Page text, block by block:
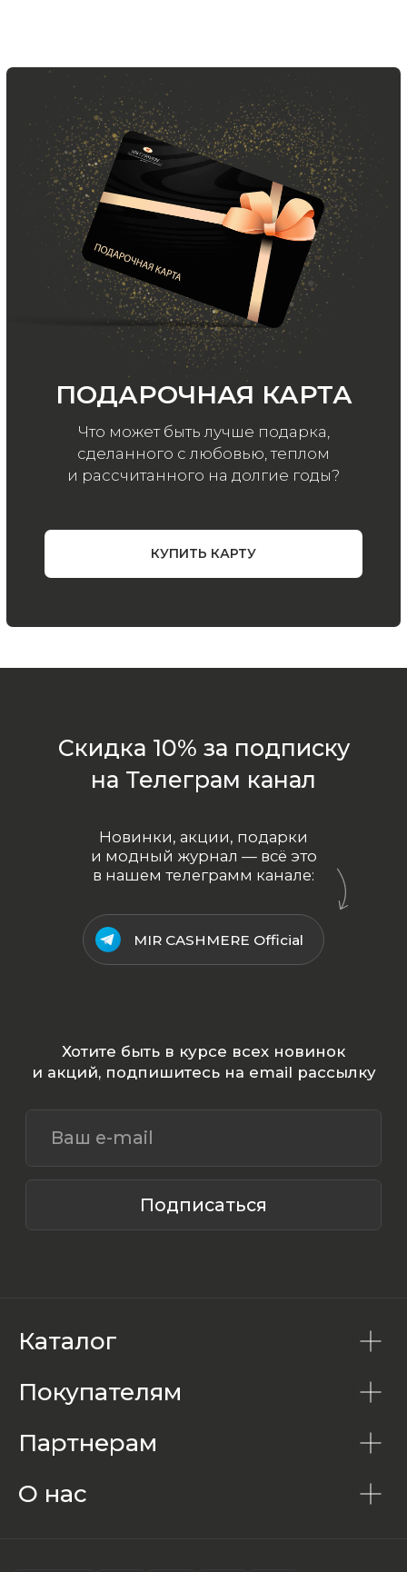
Каталог
Покупателям
Партнерам
О нас
ООО «МИР КАШЕМИРА» © 2023
Все права защищены.
конфиденциальности